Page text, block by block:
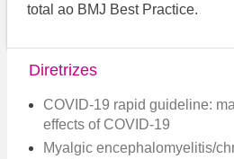
total ao BMJ Best Practice.
Diretrizes
COVID-19 rapid guideline:
effects of COVID-19
Myalgic encephalomyelitis/